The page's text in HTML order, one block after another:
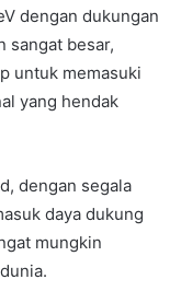
dengan dukungan
sangat besar,
untuk memasuki
yang hendak
dengan segala
daya dukung
mungkin